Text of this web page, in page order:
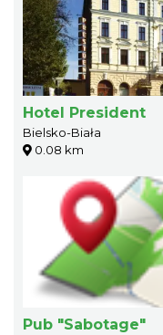
Hotel President
Bielsko-Biała
0.08 km
Pub "Sabotage"